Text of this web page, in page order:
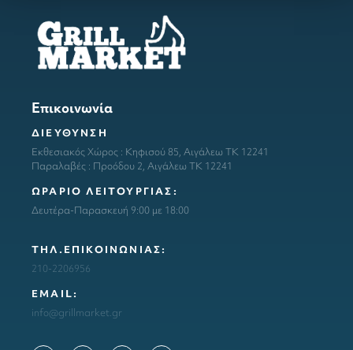
Επικοινωνία
ΔΙΕΥΘΥΝΣΗ
Εκθεσιακός Χώρος : Κηφισού 85, Αιγάλεω ΤΚ 12241
Παραλαβές : Προόδου 2, Αιγάλεω ΤΚ 12241
ΩΡΑΡΙΟ ΛΕΙΤΟΥΡΓΙΑΣ:
Δευτέρα-Παρασκευή 9:00 με 18:00
ΤΗΛ.ΕΠΙΚΟΙΝΩΝΙΑΣ:
210-2206956
ΕΜΑΙL:
info@grillmarket.gr